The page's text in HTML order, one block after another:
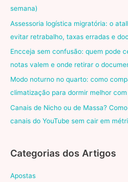
semana)
Assessoria logística migratória: o
evitar retrabalho, taxas erradas e
Encceja sem confusão: quem pode
notas valem e onde retirar o
Modo noturno no quarto: como
climatização para dormir melhor
Canais de Nicho ou de Massa?
canais do YouTube sem cair em
Categorias dos Artigos
Apostas